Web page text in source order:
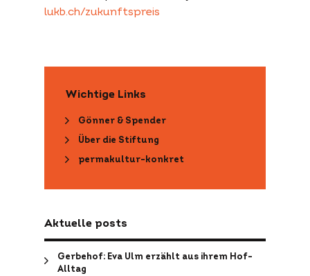
lukb.ch/zukunftspreis
Wichtige Links
Gönner & Spender
Über die Stiftung
permakultur-konkret
Aktuelle posts
Gerbehof: Eva Ulm erzählt aus ihrem Hof-
Alltag